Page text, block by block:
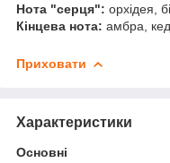
Нота "серця": орхідея,
Кінцева нота: амбра,
Приховати
Характеристики
Основні